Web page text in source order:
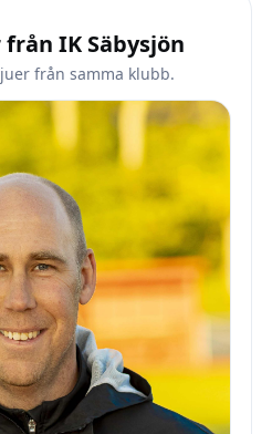
IK Säbysjön
från samma klubb.